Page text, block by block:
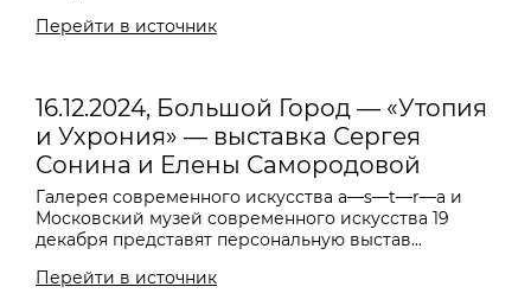
Перейти в источник
16.12.2024, Большой Город — «Утопия
и Ухрония» — выставка Сергея
Сонина и Елены Самородовой
Галерея современного искусства a—s—t—r—a и
Московский музей современного искусства 19
декабря представят персональную выстав...
Перейти в источник